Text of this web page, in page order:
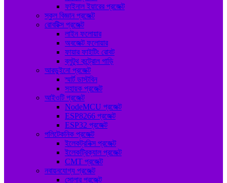
ফাইনাল ইয়ারের প্রজেক্ট
স্কুল বিজ্ঞান প্রজেক্ট
রোবটিক্স প্রজেক্ট
লাইন ফলোয়ার
অবজেক্ট ফলোয়ার
ফায়ার ফাইটিং রোবট
ব্লুটুথ কন্ট্রোল গাড়ি
আরডুইনো প্রজেক্ট
স্মার্ট ডাস্টবিন
সহায়ক প্রজেক্ট
আইওটি প্রজেক্ট
NodeMCU প্রজেক্ট
ESP8266 প্রজেক্ট
ESP32 প্রজেক্ট
পলিটেকনিক প্রজেক্ট
ইলেকট্রনিক্স প্রজেক্ট
ইলেকট্রিক্যাল প্রজেক্ট
CMT প্রজেক্ট
নবায়নযোগ্য প্রজেক্ট
সোলার প্রজেক্ট